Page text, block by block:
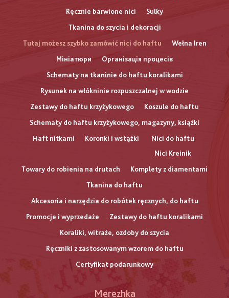
Ręcznie barwione nici
Sulky
Tkanina do szycia i dekoracji
Tutaj możesz szybko zamówić nici do haftu
Wełna Iren
Мініатюри
Організація процесів
Schematy na tkaninie do haftu koralikami
Rysunek na włókninie rozpuszczalnej w wodzie
Zestawy do haftu krzyżykowego
Koszule do haftu
Schematy do haftu krzyżykowego, magazyny, książki
Haft nitkami
Koronki i wstążki
Nici do haftu
Nici Kreinik
Towary do robienia na drutach
Komplety z diamentami
Tkanina do haftu
Akcesoria i narzędzia do robótek ręcznych, do haftu
Promocje i wyprzedaże
Zestawy do haftu koralikami
Koraliki, witraże, ozdoby do szycia
Ręczniki z zastosowanym wzorem do haftu
Certyfikat podarunkowy
Merezhka